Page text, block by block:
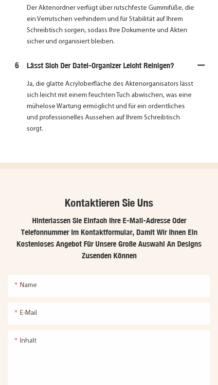
Der Aktenordner verfügt über rutschfeste Gummifüße, die
ein Verrutschen verhindern und für Stabilität auf Ihrem
Schreibtisch sorgen, sodass Ihre Dokumente und Akten
sicher und organisiert bleiben.
6 Lässt Sich Der Datei-Organizer Leicht Reinigen?
Ja, die glatte Acryloberfläche des Aktenorganisators lässt
sich leicht mit einem feuchten Tuch abwischen, was eine
mühelose Wartung ermöglicht und für ein ordentliches
und professionelles Aussehen auf Ihrem Schreibtisch
sorgt.
Kontaktieren Sie Uns
Hinterlassen Sie Einfach Ihre E-Mail-Adresse Oder
Telefonnummer Im Kontaktformular, Damit Wir Ihnen Ein
Kostenloses Angebot Für Unsere Große Auswahl An Designs
Zusenden Können
Name
E-Mail
Inhalt